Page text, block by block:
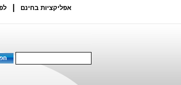
אפליקציות בחינם